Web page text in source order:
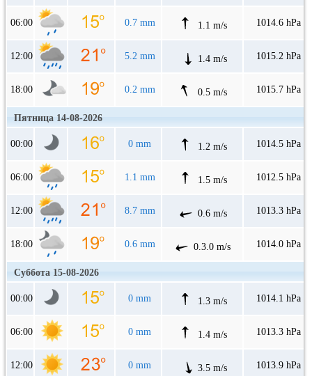
06:00 0.7 mm 1.1 m/s 1014.6 hPa
12:00 5.2 mm 1.4 m/s 1015.2 hPa
18:00 0.2 mm 0.5 m/s 1015.7 hPa
Пятница 14-08-2026
00:00 0 mm 1.2 m/s 1014.5 hPa
06:00 1.1 mm 1.5 m/s 1012.5 hPa
12:00 8.7 mm 0.6 m/s 1013.3 hPa
18:00 0.6 mm 0.3.0 m/s 1014.0 hPa
Суббота 15-08-2026
00:00 0 mm 1.3 m/s 1014.1 hPa
06:00 0 mm 1.4 m/s 1013.3 hPa
12:00 0 mm 3.5 m/s 1013.9 hPa